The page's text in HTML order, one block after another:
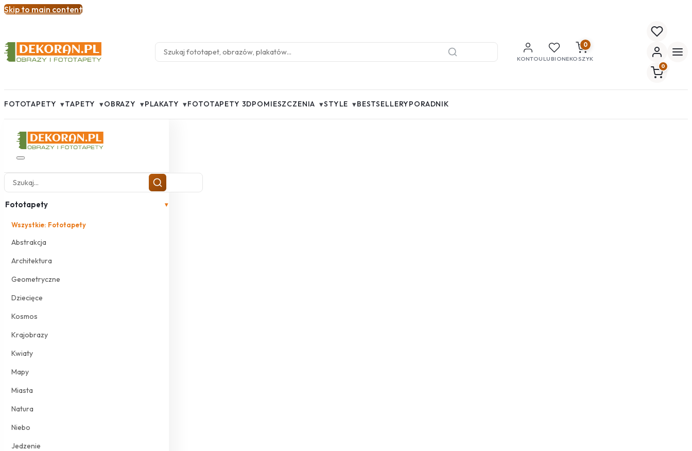
Skip to main content
KONTOULUBIONE
0
KOSZYK
0
FOTOTAPETY ▾TAPETY ▾OBRAZY ▾PLAKATY ▾FOTOTAPETY 3DPOMIESZCZENIA ▾STYLE ▾BESTSELLERYPORADNIK
Fototapety ▾
Wszystkie: Fototapety
Abstrakcja
Architektura
Geometryczne
Dziecięce
Kosmos
Krajobrazy
Kwiaty
Mapy
Miasta
Natura
Niebo
Jedzenie